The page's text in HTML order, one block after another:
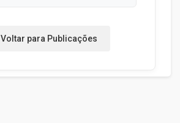
Voltar para Publicações